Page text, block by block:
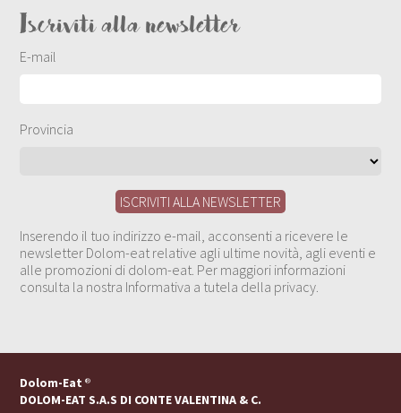
Iscriviti alla newsletter
E-mail
Provincia
Inserendo il tuo indirizzo e-mail, acconsenti a ricevere le
newsletter Dolom-eat relative agli ultime novità, agli eventi e
alle promozioni di dolom-eat. Per maggiori informazioni
consulta la nostra Informativa a tutela della privacy.
Dolom-Eat ®
DOLOM-EAT S.A.S DI CONTE VALENTINA & C.